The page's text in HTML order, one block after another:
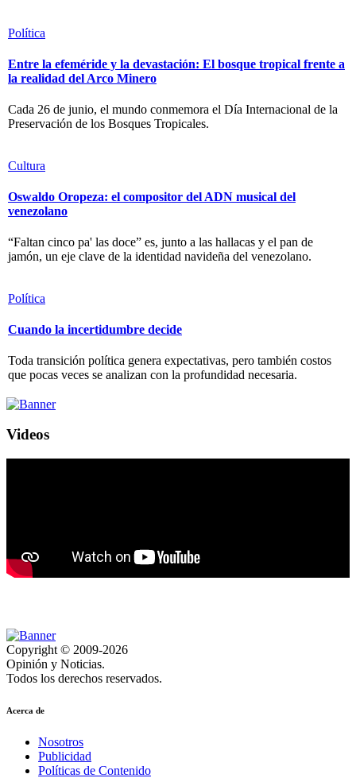
Política
Entre la efeméride y la devastación: El bosque tropical frente a
la realidad del Arco Minero
Cada 26 de junio, el mundo conmemora el Día Internacional de la
Preservación de los Bosques Tropicales.
Cultura
Oswaldo Oropeza: el compositor del ADN musical del
venezolano
“Faltan cinco pa' las doce” es, junto a las hallacas y el pan de
jamón, un eje clave de la identidad navideña del venezolano.
Política
Cuando la incertidumbre decide
Toda transición política genera expectativas, pero también costos
que pocas veces se analizan con la profundidad necesaria.
Videos
Copyright © 2009-2026
Opinión y Noticias.
Todos los derechos reservados.
Acerca de
Nosotros
Publicidad
Políticas de Contenido